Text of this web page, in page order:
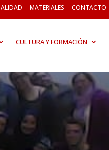
MATERIALES CONTACTO
CULTURA Y FORMACIÓN